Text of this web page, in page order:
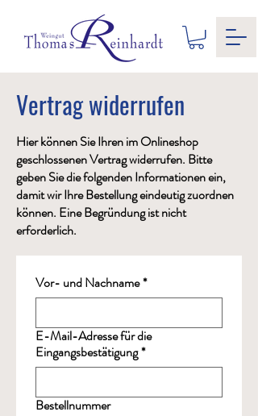
Vertrag widerrufen
Hier können Sie Ihren im Onlineshop
geschlossenen Vertrag widerrufen. Bitte
geben Sie die folgenden Informationen ein,
damit wir Ihre Bestellung eindeutig zuordnen
können. Eine Begründung ist nicht
erforderlich.
Vor- und Nachname*
E-Mail-Adresse für die
Eingangsbestätigung*
Bestellnummer